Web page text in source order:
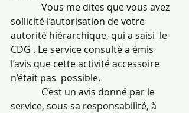
Vous me dites que vous avez
sollicité l’autorisation de votre
autorité hiérarchique, qui a saisi  le
CDG . Le service consulté a émis
l’avis que cette activité accessoire
n’était pas  possible.
C’est un avis donné par le
service, sous sa responsabilité, à